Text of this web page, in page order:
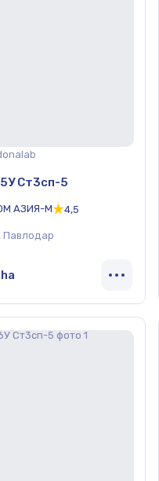
Ст3сп-5
АЗИЯ-М 4,5
Павлодар